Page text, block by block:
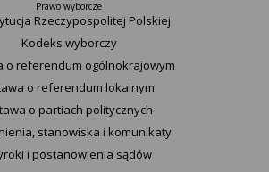
Prawo wyborcze
Rzeczypospolitej Polskiej​
Kodeks wyborczy
o referendum ogólnokrajowym
o referendum lokalnym
o partiach politycznych
stanowiska i komunikaty
i postanowienia sądów